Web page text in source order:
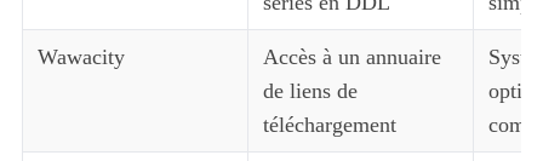
Wawacity
Accès à un annuaire
de liens de
téléchargement